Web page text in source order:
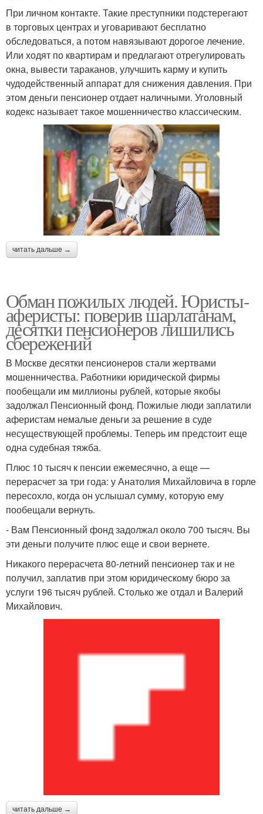
При личном контакте. Такие преступники подстерегают
в торговых центрах и уговаривают бесплатно
обследоваться, а потом навязывают дорогое лечение.
Или ходят по квартирам и предлагают отрегулировать
окна, вывести тараканов, улучшить карму и купить
чудодейственный аппарат для снижения давления. При
этом деньги пенсионер отдает наличными. Уголовный
кодекс называет такое мошенничество классическим.
читать дальше →
Обман пожилых людей. Юристы-
аферисты: поверив шарлатанам,
десятки пенсионеров лишились
сбережений
В Москве десятки пенсионеров стали жертвами
мошенничества. Работники юридической фирмы
пообещали им миллионы рублей, которые якобы
задолжал Пенсионный фонд. Пожилые люди заплатили
аферистам немалые деньги за решение в суде
несуществующей проблемы. Теперь им предстоит еще
одна судебная тяжба.
Плюс 10 тысяч к пенсии ежемесячно, а еще —
перерасчет за три года: у Анатолия Михайловича в горле
пересохло, когда он услышал сумму, которую ему
пообещали вернуть.
- Вам Пенсионный фонд задолжал около 700 тысяч. Вы
эти деньги получите плюс еще и свои вернете.
Никакого перерасчета 80-летний пенсионер так и не
получил, заплатив при этом юридическому бюро за
услуги 196 тысяч рублей. Столько же отдал и Валерий
Михайлович.
читать дальше →